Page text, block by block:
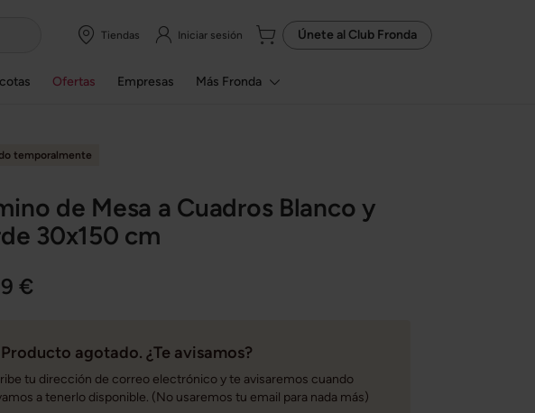
Tiendas Iniciar sesión Únete al Club Fronda
Ofertas Empresas Más Fronda
temporalmente
de Mesa a Cuadros Blanco y
30x150 cm
€
Producto agotado. ¿Te avisamos?
tu dirección de correo electrónico y te avisaremos cuando
a tenerlo disponible. (No usaremos tu email para nada más)